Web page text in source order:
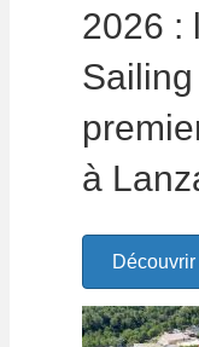
2026 :
à
Découvrir